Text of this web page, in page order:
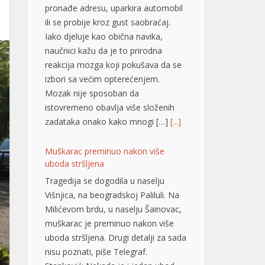
pronađe adresu, uparkira automobil
ili se probije kroz gust saobraćaj.
Iako djeluje kao obična navika,
naučnici kažu da je to prirodna
reakcija mozga koji pokušava da se
izbori sa većim opterećenjem.
Mozak nije sposoban da
istovremeno obavlja više složenih
zadataka onako kako mnogi […] [...]
Muškarac preminuo nakon više
uboda stršljena
Tragedija se dogodila u naselju
Višnjica, na beogradskoj Paliluli. Na
Milićevom brdu, u naselju Šainovac,
muškarac je preminuo nakon više
uboda stršljena. Drugi detalji za sada
nisu poznati, piše Telegraf.